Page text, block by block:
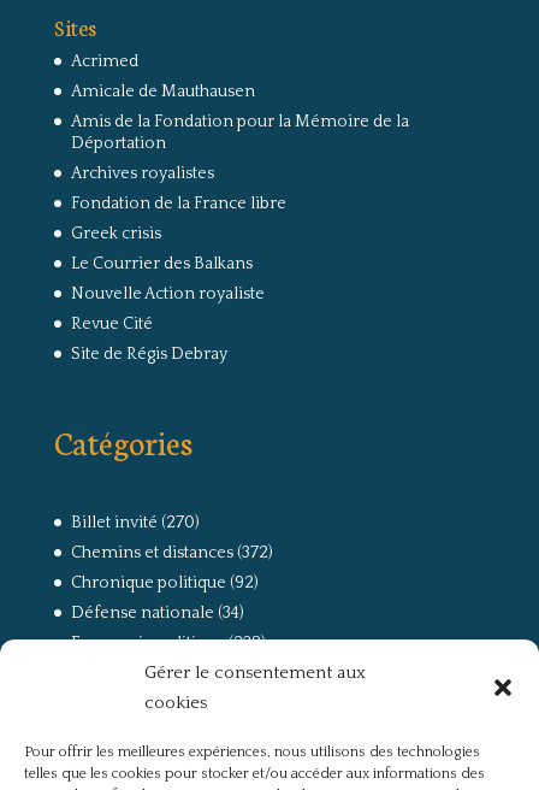
Gérer le consentement aux
cookies
Pour offrir les meilleures expériences, nous utilisons des technologies
telles que les cookies pour stocker et/ou accéder aux informations des
Sites
Acrimed
Amicale de Mauthausen
Amis de la Fondation pour la Mémoire de la
Déportation
Archives royalistes
Fondation de la France libre
Greek crisis
Le Courrier des Balkans
Nouvelle Action royaliste
Revue Cité
Site de Régis Debray
Catégories
Billet invité (270)
Chemins et distances(372)
Chronique politique (92)
Défense nationale (34)
Economie politique(238)
(168)
La guerre, la Résistance et la Déportation
Non classé(42)